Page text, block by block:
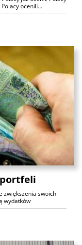
Polacy ocenili…
zwiększenia swoich
wydatków